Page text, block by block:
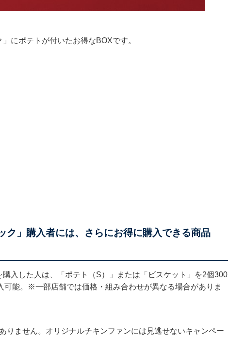
にポテトが付いたお得なBOXです。
ク」購入者には、さらにお得に購入できる商品
購入した人は、「ポテト（S）」または「ビスケット」を2個300
可能。※一部店舗では価格・組み合わせが異なる場合がありま
りません。オリジナルチキンファンには見逃せないキャンペー